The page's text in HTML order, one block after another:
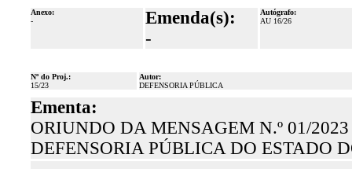
Anexo:
-
Emenda(s):
-
Autógrafo:
AU 16/26
Nº do Proj.:
15/23
Autor:
DEFENSORIA PÚBLICA
Ementa:
ORIUNDO DA MENSAGEM N.º 01/
DEFENSORIA PÚBLICA DO ESTADO